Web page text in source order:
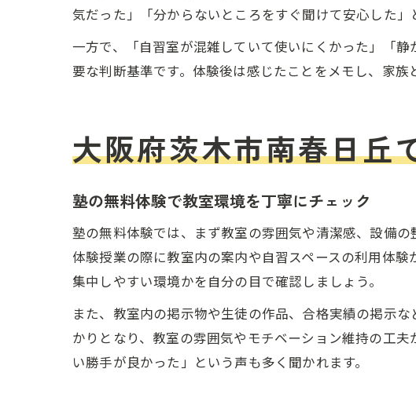
気だった」「分からないところをすぐ聞けて安心した
一方で、「自習室が混雑していて使いにくかった」「
要な判断基準です。体験後は感じたことをメモし、家族
大阪府茨木市南春日丘
塾の無料体験で教室環境を丁寧にチェック
塾の無料体験では、まず教室の雰囲気や清潔感、設備
体験授業の際に教室内の案内や自習スペースの利用体
集中しやすい環境かを自分の目で確認しましょう。
また、教室内の掲示物や生徒の作品、合格実績の掲示
かりとなり、教室の雰囲気やモチベーション維持の工
い勝手が良かった」という声も多く聞かれます。